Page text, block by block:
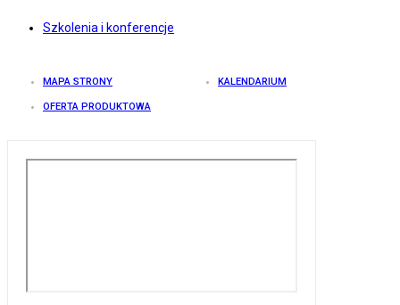
Szkolenia i konferencje
MAPA STRONY KALENDARIUM
OFERTA PRODUKTOWA